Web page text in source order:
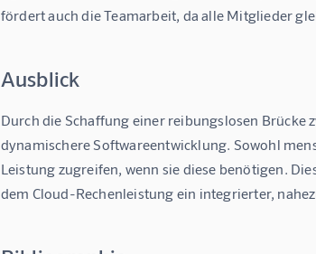
fördert auch die Teamarbeit, da alle Mitglieder
Ausblick
Durch die Schaffung einer reibungslosen
dynamischere Softwareentwicklung. Sowohl
Leistung zugreifen, wenn sie diese benötigen.
dem Cloud-Rechenleistung ein integrierter,